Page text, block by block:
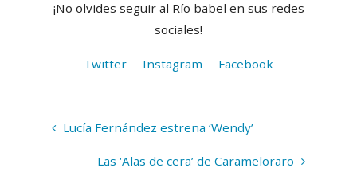
¡No olvides seguir al Río babel en sus redes
sociales!
Twitter Instagram Facebook
Lucía Fernández estrena ‘Wendy’
Las ‘Alas de cera’ de Carameloraro